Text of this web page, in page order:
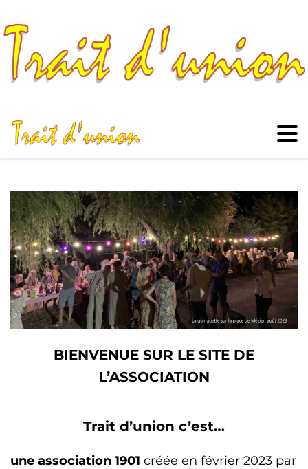
BIENVENUE SUR LE SITE DE
L’ASSOCIATION
Trait d’union c’est…
une association 1901 créée en février 2023 par